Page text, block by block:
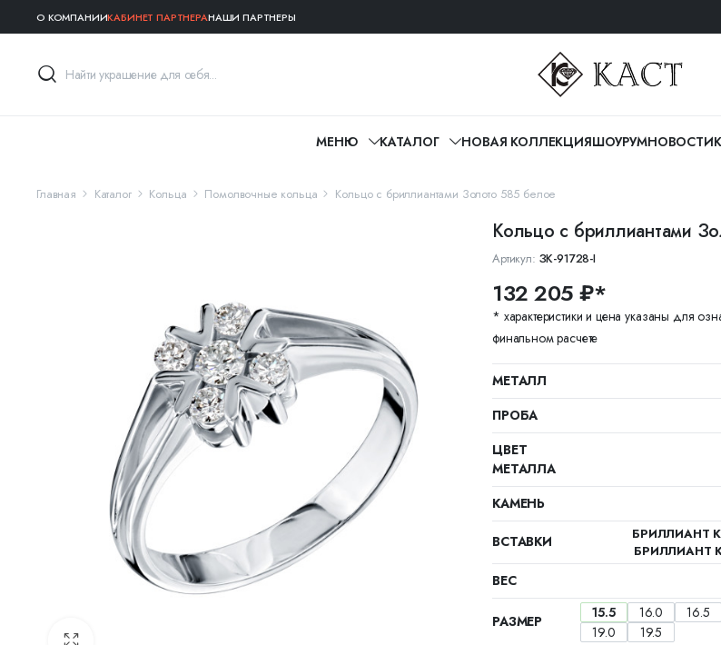
О КОМПАНИИКАБИНЕТ ПАРТНЕРАНАШИ ПАРТНЕРЫ
МЕНЮ КАТАЛОГ НОВАЯ КОЛЛЕКЦИЯШОУРУМНОВОСТИ
Главная Каталог Кольца Помолвочные кольца Кольцо с бриллиантами Золото 585 белое
Кольцо с бриллиантами
Артикул: ЗК-91728-I
132 205 ₽*
* характеристики и цена указаны для
финальном расчете
МЕТАЛЛ
ПРОБА
ЦВЕТ
МЕТАЛЛА
КАМЕНЬ
ВСТАВКИ
БРИЛЛИАНТ
БРИЛЛИАНТ
ВЕС
РАЗМЕР 15.5 16.0 16.5
19.0
19.5